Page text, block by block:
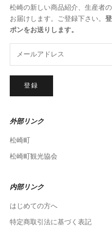
松崎の新しい商品紹介、生産者
お届けします。ご登録下さい。
ポンをお送りします。
登録
外部リンク
松崎町
松崎町観光協会
内部リンク
はじめての方へ
特定商取引法に基づく表記